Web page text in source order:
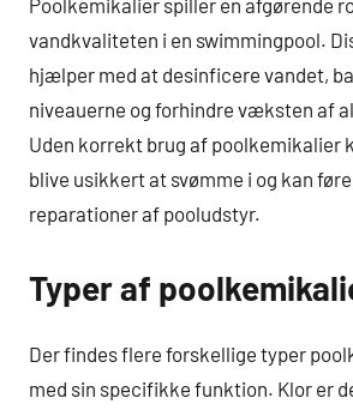
Poolkemikalier spiller en afgørende
vandkvaliteten i en swimmingpool.
hjælper med at desinficere vandet,
niveauerne og forhindre væksten af
Uden korrekt brug af poolkemikalier
blive usikkert at svømme i og kan
reparationer af pooludstyr.
Typer af
Der findes flere forskellige typer
med sin specifikke funktion. Klor er